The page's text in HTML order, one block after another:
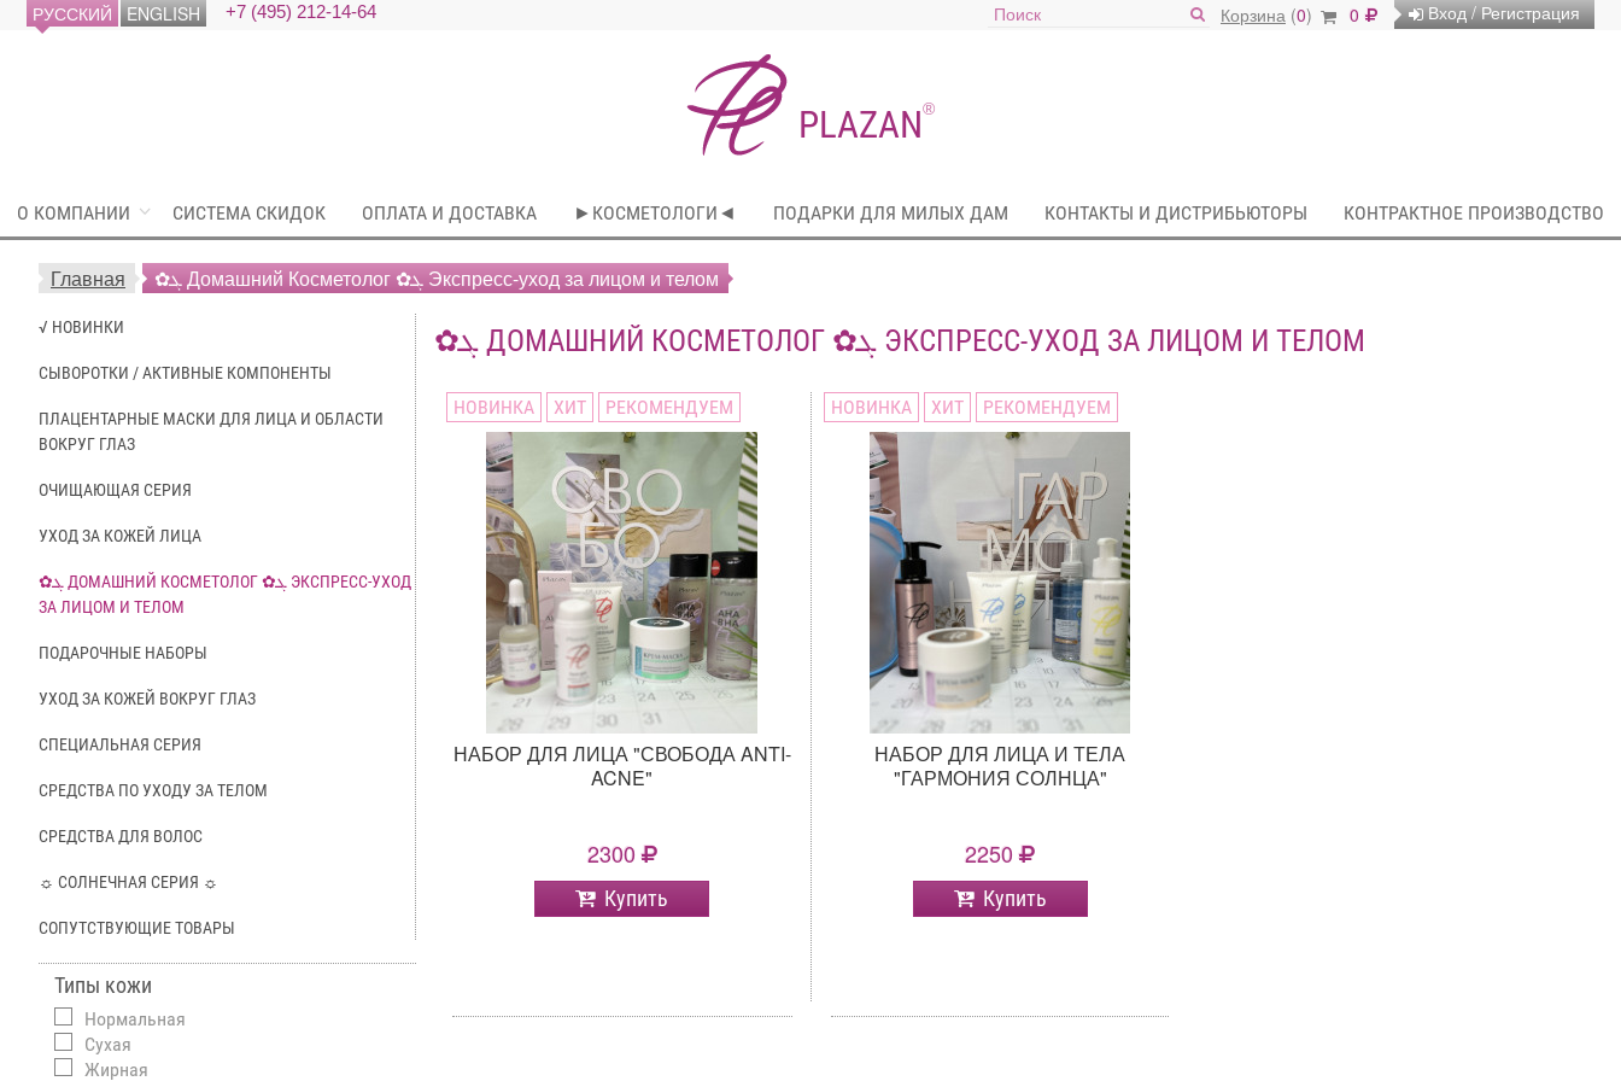
РУССКИЙ ENGLISH +7 (495) 212-14-64 Корзина (0) 0 Вход / Регистрация
PLAZAN®
О КОМПАНИИ СИСТЕМА СКИДОК ОПЛАТА И ДОСТАВКА ►КОСМЕТОЛОГИ◄ ПОДАРКИ ДЛЯ МИЛЫХ ДАМ КОНТАКТЫ И ДИСТРИБЬЮТОРЫ КОНТРАКТНОЕ ПРОИЗВОДСТВО
Главная ✿ܓ Домашний Косметолог ✿ܓ Экспресс-уход за лицом и телом
√ НОВИНКИ
СЫВОРОТКИ / АКТИВНЫЕ КОМПОНЕНТЫ
ПЛАЦЕНТАРНЫЕ МАСКИ ДЛЯ ЛИЦА И ОБЛАСТИ
ВОКРУГ ГЛАЗ
ОЧИЩАЮЩАЯ СЕРИЯ
УХОД ЗА КОЖЕЙ ЛИЦА
✿ܓ ДОМАШНИЙ КОСМЕТОЛОГ ✿ܓ ЭКСПРЕСС-УХОД
ЗА ЛИЦОМ И ТЕЛОМ
ПОДАРОЧНЫЕ НАБОРЫ
УХОД ЗА КОЖЕЙ ВОКРУГ ГЛАЗ
СПЕЦИАЛЬНАЯ СЕРИЯ
СРЕДСТВА ПО УХОДУ ЗА ТЕЛОМ
СРЕДСТВА ДЛЯ ВОЛОС
☼ СОЛНЕЧНАЯ СЕРИЯ ☼
СОПУТСТВУЮЩИЕ ТОВАРЫ
Типы кожи
Нормальная
Сухая
Жирная
✿ܓ ДОМАШНИЙ КОСМЕТОЛОГ ✿ܓ ЭКСПРЕСС-УХОД ЗА ЛИЦОМ И ТЕЛОМ
НОВИНКА ХИТ РЕКОМЕНДУЕМ
НАБОР ДЛЯ ЛИЦА "СВОБОДА ANTI-
ACNE"
2300
Купить
НОВИНКА ХИТ РЕКОМЕНДУЕМ
НАБОР ДЛЯ ЛИЦА И ТЕЛА
"ГАРМОНИЯ СОЛНЦА"
2250
Купить